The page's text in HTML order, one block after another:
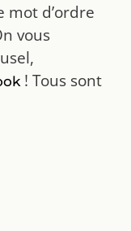
mot d’ordre
vous
! Tous sont